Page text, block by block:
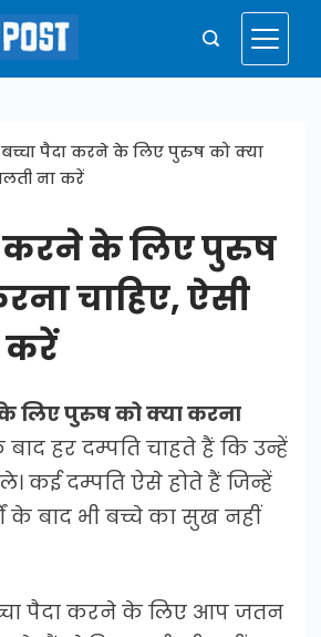
बच्चा पैदा करने के लिए पुरुष को क्या
ना करें
करने के लिए पुरुष
चाहिए, ऐसी
करें
लिए पुरुष को क्या करना
बाद हर दम्पति चाहते हैं कि उन्हें
कई दम्पति ऐसे होते हैं जिन्हें
के बाद भी बच्चे का सुख नहीं
पैदा करने के लिए आप जतन